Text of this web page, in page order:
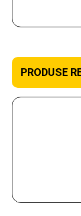
PRODUSE